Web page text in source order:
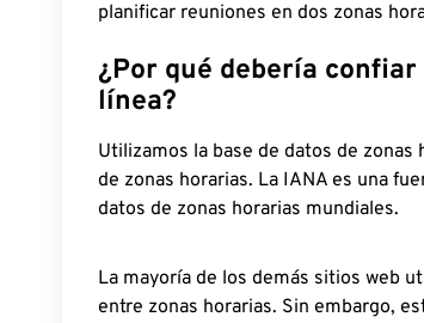
planificar reuniones en dos zonas
¿Por qué debería
línea?
Utilizamos la base de datos de zonas
de zonas horarias. La IANA es una
datos de zonas horarias mundiales.
La mayoría de los demás sitios web
entre zonas horarias. Sin embargo,